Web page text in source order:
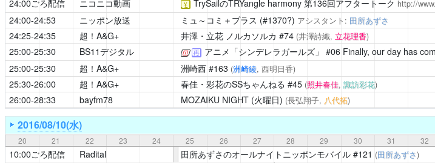
24:00ごろ配信 ニコニコ動画 ￥ TrySailのTRYangle harmony第136回アフタートーク http://
24:00-24:53 ニッポン放送 ミュ～コミ＋プラス (#1370?) アシスタント: 田所あずさ
24:25-24:35 超！A&G+ 井澤・立花 ノルカソルカ #74 (井澤詩織, 立花理香)
25:00-25:30 BS11デジタル
[公式] 再 アニメ「シンデレラガールズ」 #06 Finally, our day has
25:00-25:30
超！A&G+ 洲崎西#163 (洲崎綾, 西明日香)
25:30-26:00 超！A&G+ 春佳・彩花のSSちゃんねる #45 (照井春佳, 諏訪彩花)
26:00-28:33 bayfm78 MOZAIKU NIGHT (火曜日) (長弘翔子, 八代拓)
2016/08/10(水)
20 21 22 23 24 25 26 27 28 29 30 31 32
10:00ごろ配信 Radital 田所あずさのオールナイトニッポンモバイル#121 (田所あずさ)